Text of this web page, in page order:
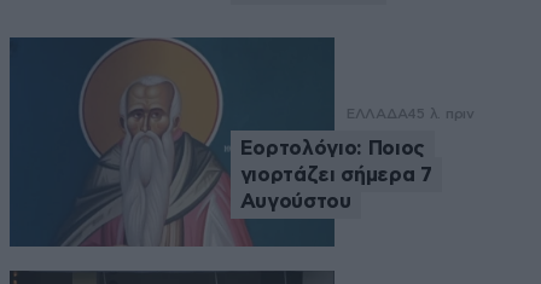
ΕΛΛΑΔΑ45 λ. πριν
Εορτολόγιο: Ποιος
γιορτάζει σήμερα 7
Αυγούστου